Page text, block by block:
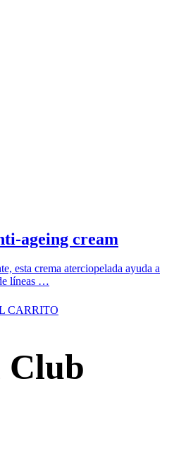
ageing cream
esta crema aterciopelada ayuda a
líneas …
CARRITO
Club